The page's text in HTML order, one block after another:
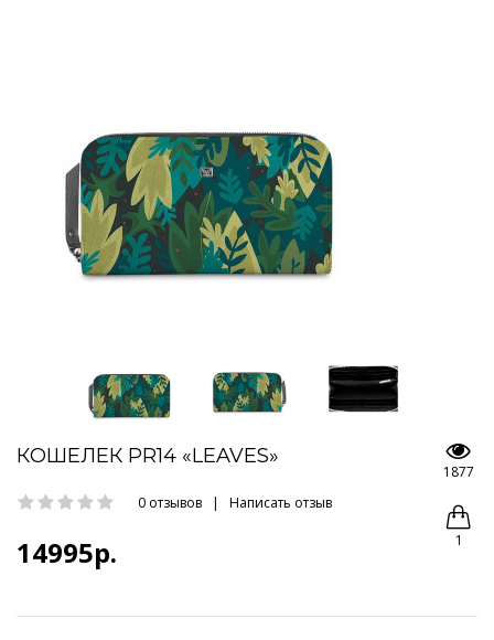
КОШЕЛЕК PR14 «LEAVES»
0 отзывов | Написать отзыв
14995р.
1877
1